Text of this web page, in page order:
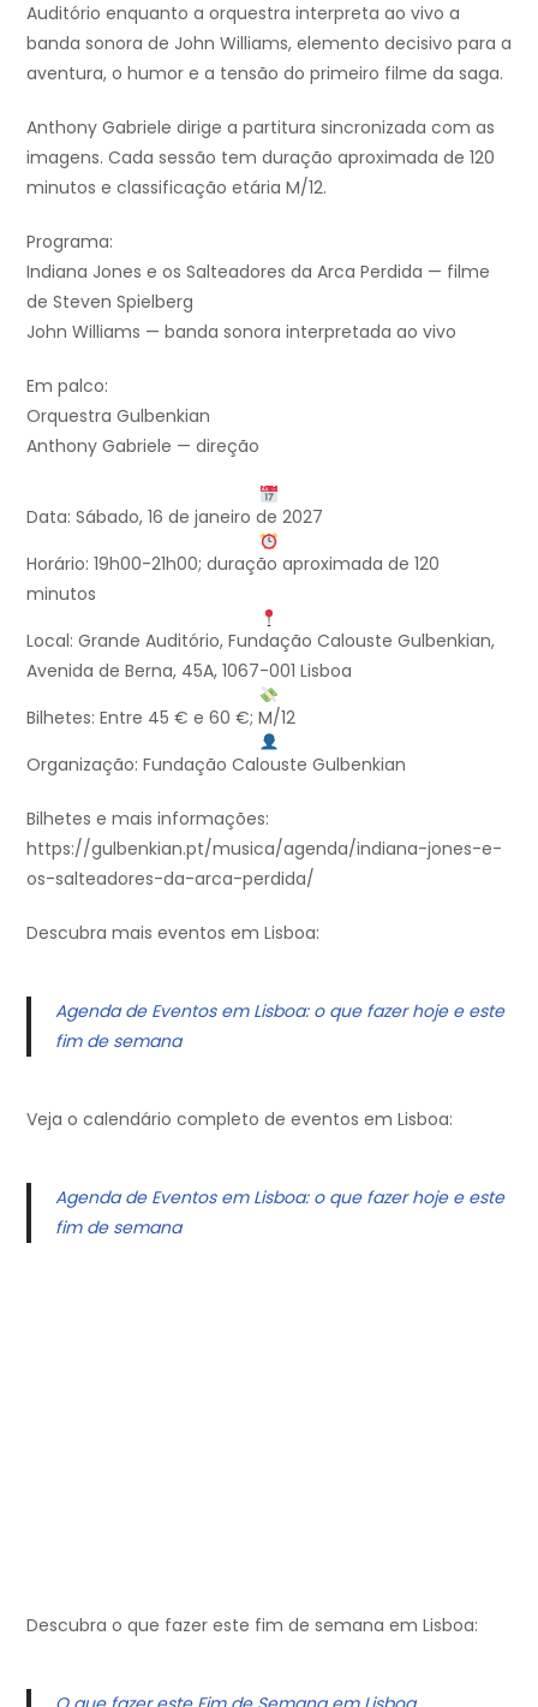
Auditório enquanto a orquestra interpreta ao vivo a
banda sonora de John Williams, elemento decisivo para a
aventura, o humor e a tensão do primeiro filme da saga.
Anthony Gabriele dirige a partitura sincronizada com as
imagens. Cada sessão tem duração aproximada de 120
minutos e classificação etária M/12.
Programa:
Indiana Jones e os Salteadores da Arca Perdida — filme
de Steven Spielberg
John Williams — banda sonora interpretada ao vivo
Em palco:
Orquestra Gulbenkian
Anthony Gabriele — direção
Data: Sábado, 16 de janeiro de 2027
Horário: 19h00-21h00; duração aproximada de 120
minutos
Local: Grande Auditório, Fundação Calouste Gulbenkian,
Avenida de Berna, 45A, 1067-001 Lisboa
Bilhetes: Entre 45 € e 60 €; M/12
Organização: Fundação Calouste Gulbenkian
Bilhetes e mais informações:
https://gulbenkian.pt/musica/agenda/indiana-jones-e-
os-salteadores-da-arca-perdida/
Descubra mais eventos em Lisboa:
Agenda de Eventos em Lisboa: o que fazer hoje e este
fim de semana
Veja o calendário completo de eventos em Lisboa:
Agenda de Eventos em Lisboa: o que fazer hoje e este
fim de semana
Descubra o que fazer este fim de semana em Lisboa: